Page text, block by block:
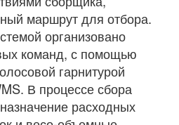
маршрут для отбора.
организовано
команд, с помощью
гарнитурой
В процессе сбора
расходных